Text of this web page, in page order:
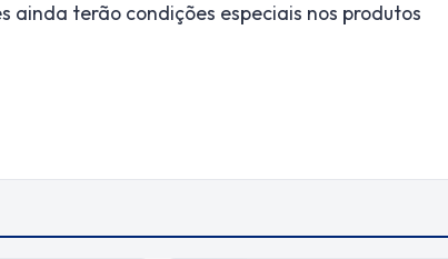
ainda terão condições especiais nos produtos